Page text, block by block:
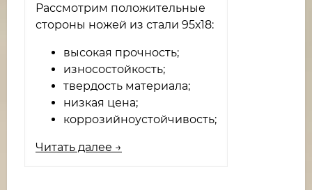
Рассмотрим положительные
стороны ножей из стали 95х18:
высокая прочность;
износостойкость;
твердость материала;
низкая цена;
коррозийноустойчивость;
Читать далее →